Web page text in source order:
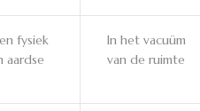
In het vacuüm
van de ruimte
fysiek
aardse